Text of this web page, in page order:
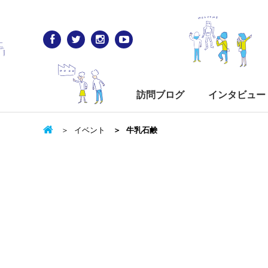
訪問ブログ インタビュー
イベント 牛乳石鹸